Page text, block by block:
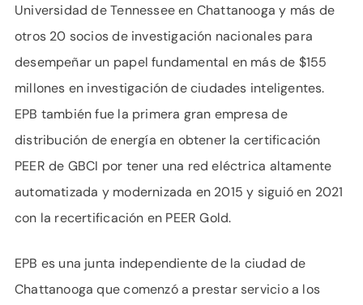
Universidad de Tennessee en Chattanooga y más de
otros 20 socios de investigación nacionales para
desempeñar un papel fundamental en más de $155
millones en investigación de ciudades inteligentes.
EPB también fue la primera gran empresa de
distribución de energía en obtener la certificación
PEER de GBCI por tener una red eléctrica altamente
automatizada y modernizada en 2015 y siguió en 2021
con la recertificación en PEER Gold.
EPB es una junta independiente de la ciudad de
Chattanooga que comenzó a prestar servicio a los